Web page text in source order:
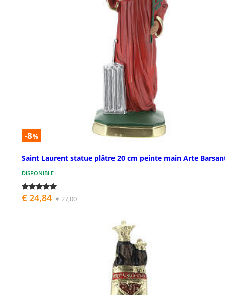
-8%
Saint Laurent statue plâtre 20 cm peinte main Arte
DISPONIBLE
€ 24,84 € 27,00